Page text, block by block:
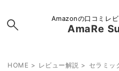
Amazonの口コミレビ
AmaRe
HOME > レビュー解説 > セラミッ